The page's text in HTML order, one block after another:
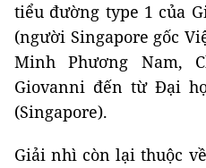
tiểu đường type 1 của
(người Singapore gốc
Minh Phương Nam,
Giovanni đến từ Đại
(Singapore).
Giải nhì còn lại thuộc